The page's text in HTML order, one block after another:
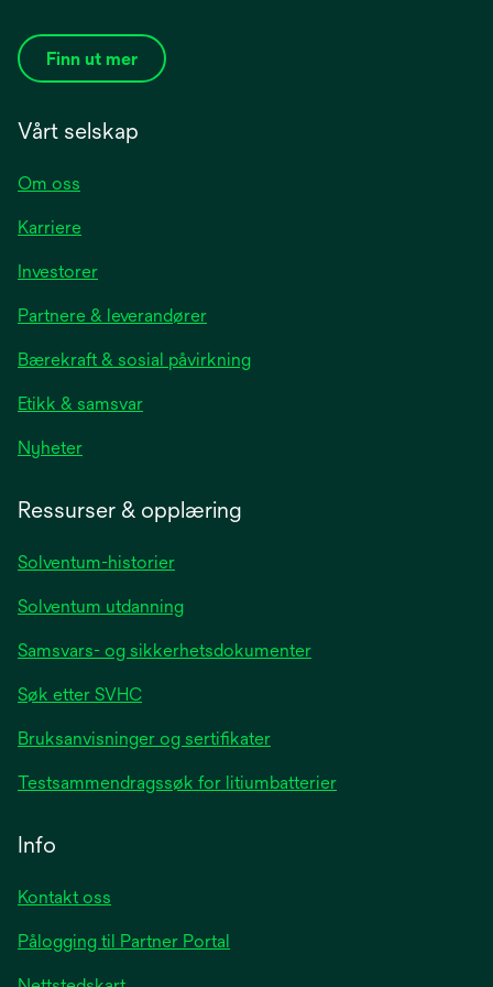
Finn ut mer
Vårt selskap
Om oss
Karriere
Investoreropens
a
new
Partnere & leverandører
Bærekraft & sosial påvirkning
Etikk & samsvar
Nyheteropens
Ressurser & opplæring
Solventum-historier
Solventum utdanning
Samsvars- og sikkerhetsdokumenter
Søk etter SVHC
Bruksanvisninger og sertifikater
Testsammendragssøk for litiumbatterier
Info
Kontakt oss
Pålogging til Partner Portal